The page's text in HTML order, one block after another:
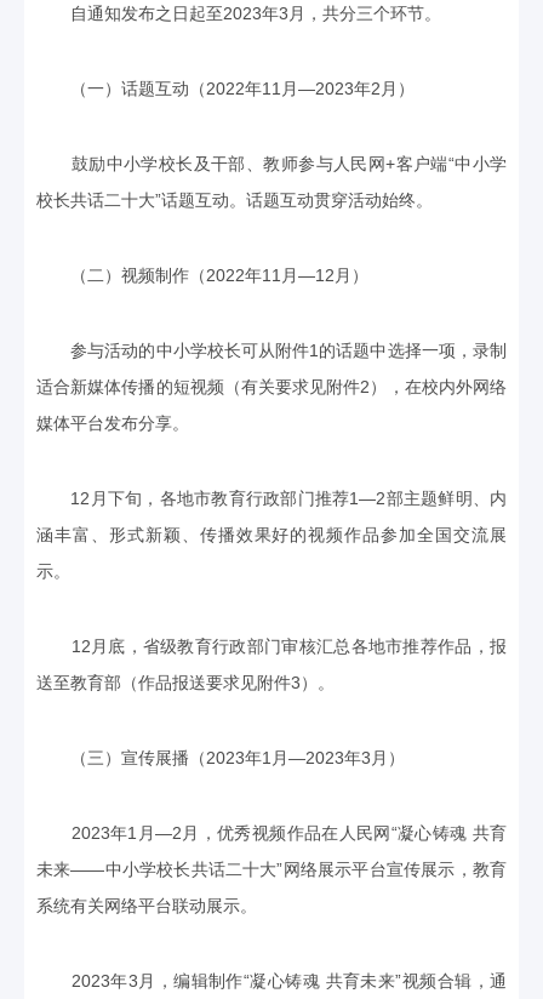
自通知发布之日起至2023年3月，共分三个环节。
（一）话题互动（2022年11月—2023年2月）
鼓励中小学校长及干部、教师参与人民网+客户端“中小学
校长共话二十大”话题互动。话题互动贯穿活动始终。
（二）视频制作（2022年11月—12月）
参与活动的中小学校长可从附件1的话题中选择一项，录制
适合新媒体传播的短视频（有关要求见附件2），在校内外网络
媒体平台发布分享。
12月下旬，各地市教育行政部门推荐1—2部主题鲜明、内
涵丰富、形式新颖、传播效果好的视频作品参加全国交流展
示。
12月底，省级教育行政部门审核汇总各地市推荐作品，报
送至教育部（作品报送要求见附件3）。
（三）宣传展播（2023年1月—2023年3月）
2023年1月—2月，优秀视频作品在人民网“凝心铸魂 共育
未来——中小学校长共话二十大”网络展示平台宣传展示，教育
系统有关网络平台联动展示。
2023年3月，编辑制作“凝心铸魂 共育未来”视频合辑，通